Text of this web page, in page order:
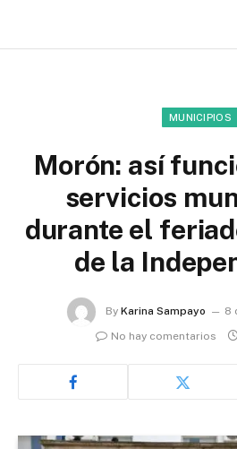
MUNICIPIOS
Morón: así
servicios
durante el
de la
By Karina Sampayo
8
No hay comentarios